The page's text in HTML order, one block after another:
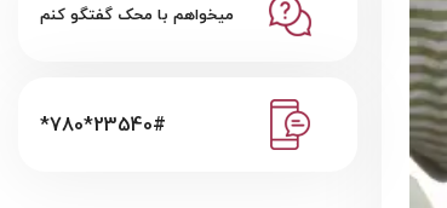
میخواهم با محک گفتگو کنم
*780*23540#